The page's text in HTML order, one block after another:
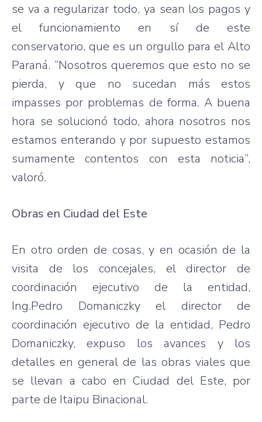
se va a regularizar todo, ya sean los pagos y
el funcionamiento en sí de este
conservatorio, que es un orgullo para el Alto
Paraná. “Nosotros queremos que esto no se
pierda, y que no sucedan más estos
impasses por problemas de forma. A buena
hora se solucionó todo, ahora nosotros nos
estamos enterando y por supuesto estamos
sumamente contentos con esta noticia”,
valoró.
Obras en Ciudad del Este
En otro orden de cosas, y en ocasión de la
visita de los concejales, el director de
coordinación ejecutivo de la entidad,
Ing.Pedro Domaniczky el director de
coordinación ejecutivo de la entidad, Pedro
Domaniczky, expuso los avances y los
detalles en general de las obras viales que
se llevan a cabo en Ciudad del Este, por
parte de Itaipu Binacional.